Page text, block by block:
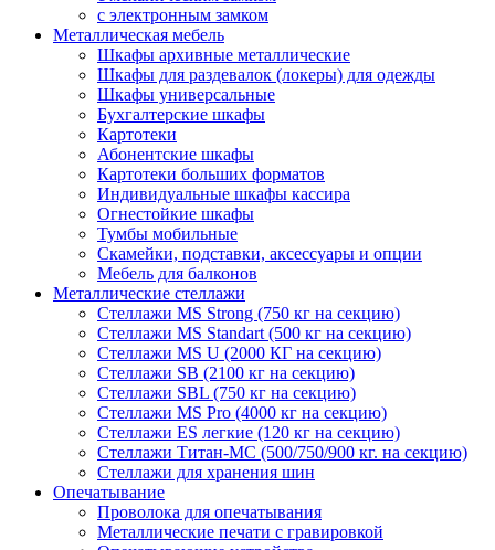
с электронным замком
Металлическая мебель
Шкафы архивные металлические
Шкафы для раздевалок (локеры) для одежды
Шкафы универсальные
Бухгалтерские шкафы
Картотеки
Абонентские шкафы
Картотеки больших форматов
Индивидуальные шкафы кассира
Огнестойкие шкафы
Тумбы мобильные
Скамейки, подставки, аксессуары и опции
Мебель для балконов
Металлические стеллажи
Стеллажи MS Strong (750 кг на секцию)
Стеллажи MS Standart (500 кг на секцию)
Стеллажи MS U (2000 КГ на секцию)
Стеллажи SB (2100 кг на секцию)
Стеллажи SBL (750 кг на секцию)
Стеллажи MS Pro (4000 кг на секцию)
Стеллажи ES легкие (120 кг на секцию)
Стеллажи Титан-МС (500/750/900 кг. на секцию)
Стеллажи для хранения шин
Опечатывание
Проволока для опечатывания
Металлические печати с гравировкой